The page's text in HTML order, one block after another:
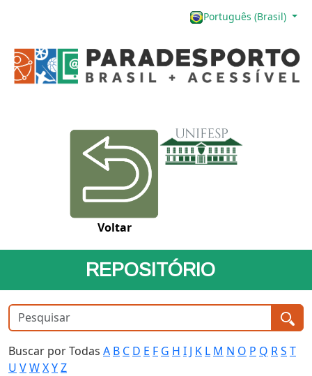
Português (Brasil)
Voltar
REPOSITÓRIO
Buscar por Todas A B C D E F G H I J K L M N O P Q RS T
U VWXYZ